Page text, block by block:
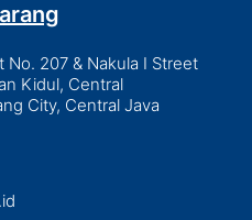
No. 207 & Nakula I Street
Kidul, Central
City, Central Java